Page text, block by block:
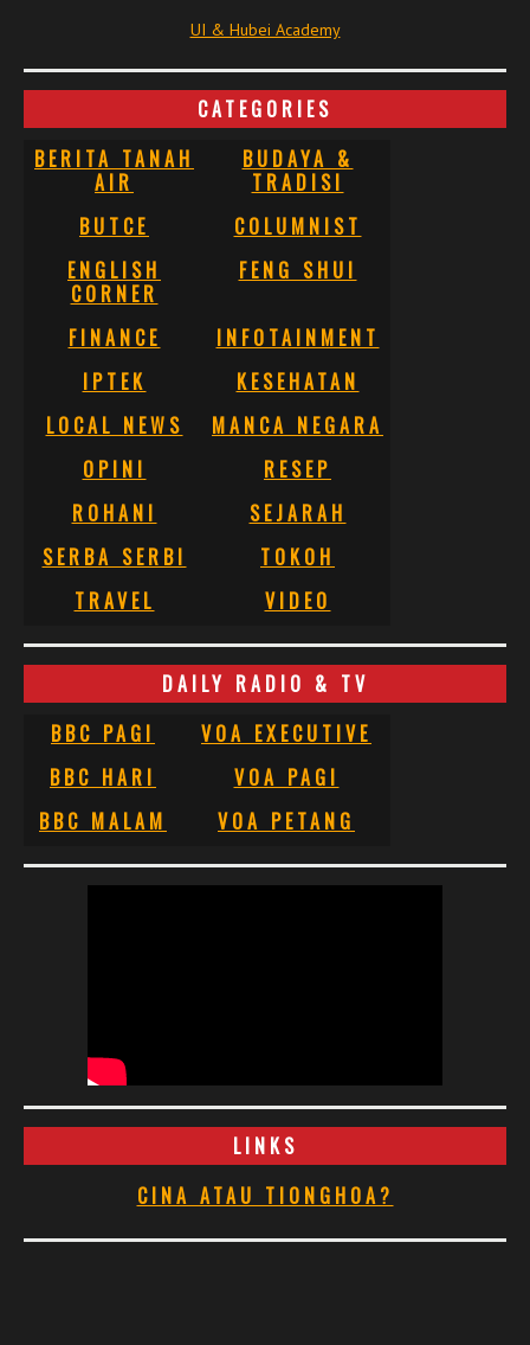
UI & Hubei Academy
CATEGORIES
BERITA TANAH
AIR
BUDAYA &
TRADISI
BUTCE
COLUMNIST
ENGLISH
CORNER
FENG SHUI
FINANCE
INFOTAINMENT
IPTEK
KESEHATAN
LOCAL NEWS
MANCA NEGARA
OPINI
RESEP
ROHANI
SEJARAH
SERBA SERBI
TOKOH
TRAVEL
VIDEO
DAILY RADIO & TV
BBC PAGI
VOA EXECUTIVE
BBC HARI
VOA PAGI
BBC MALAM
VOA PETANG
LINKS
CINA ATAU TIONGHOA?